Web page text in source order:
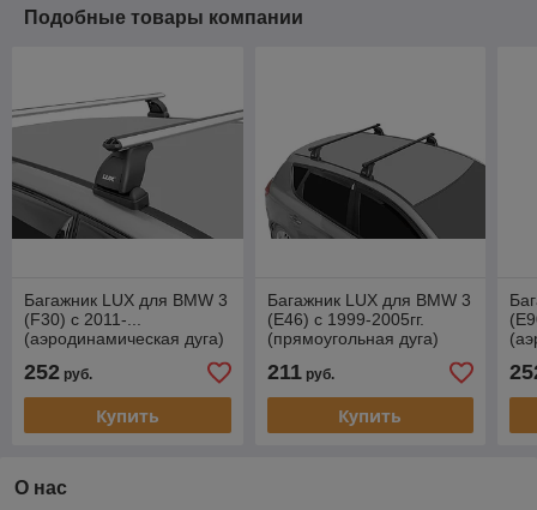
Подобные товары компании
Багажник LUX для BMW 3
(F30) c 2011-...
(аэродинамическая дуга)
252 руб.
Купить
Багажник LUX для BMW 3
(E46) c 1999-2005гг.
(прямоугольная дуга)
211руб.
Купить
О нас